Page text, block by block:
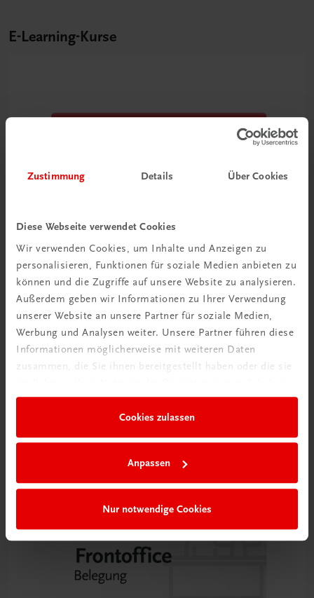
Zustimmung Details Über Cookies
Diese Webseite verwendet Cookies
Wir verwenden Cookies, um Inhalte und Anzeigen zu
personalisieren, Funktionen für soziale Medien anbieten zu
können und die Zugriffe auf unsere Website zu analysieren.
Außerdem geben wir Informationen zu Ihrer Verwendung
unserer Website an unsere Partner für soziale Medien,
Werbung und Analysen weiter. Unsere Partner führen diese
Informationen möglicherweise mit weiteren Daten
zusammen, die Sie ihnen bereitgestellt haben oder die sie
Cookies zulassen
Anpassen
Nur notwendige Cookies
E-Learning-Kurse
TRAUNER Akademie
Datensicherheit & Datenschutz im Hotel
Sicher mit sensiblen Daten umgehen